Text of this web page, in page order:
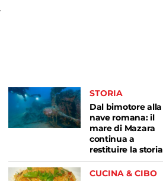
STORIA
Dal bimotore alla
nave romana: il
mare di Mazara
continua a
restituire la storia
CUCINA & CIBO